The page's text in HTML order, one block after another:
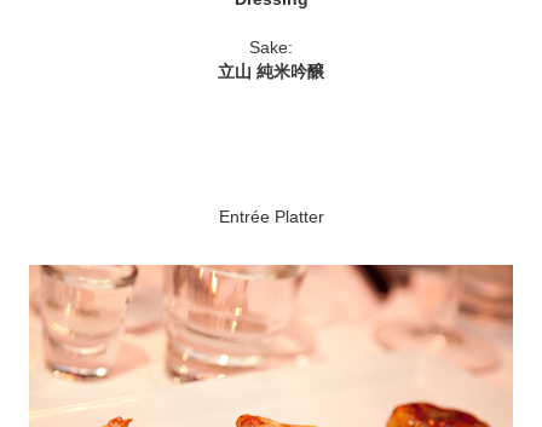
Sake:
立山 純米吟醸
Entrée Platter